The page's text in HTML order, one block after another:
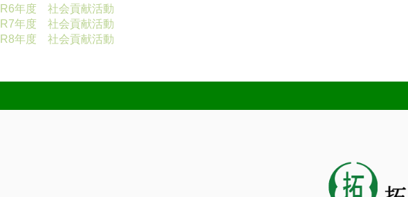
R6年度 社会貢献活動
R7年度 社会貢献活動
R8年度 社会貢献活動